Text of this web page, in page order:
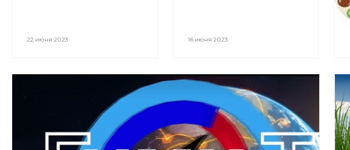
22 июня 2023 16 июня 2023